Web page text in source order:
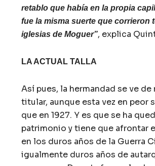
retablo que había en la propia
fue la misma suerte que corrieron
iglesias de Moguer”, explica
LA ACTUAL TALLA
Así pues, la hermandad se ve de
titular, aunque esta vez en peor
que en 1927. Y es que se ha
patrimonio y tiene que afrontar
en los duros años de la Guerra
igualmente duros años de